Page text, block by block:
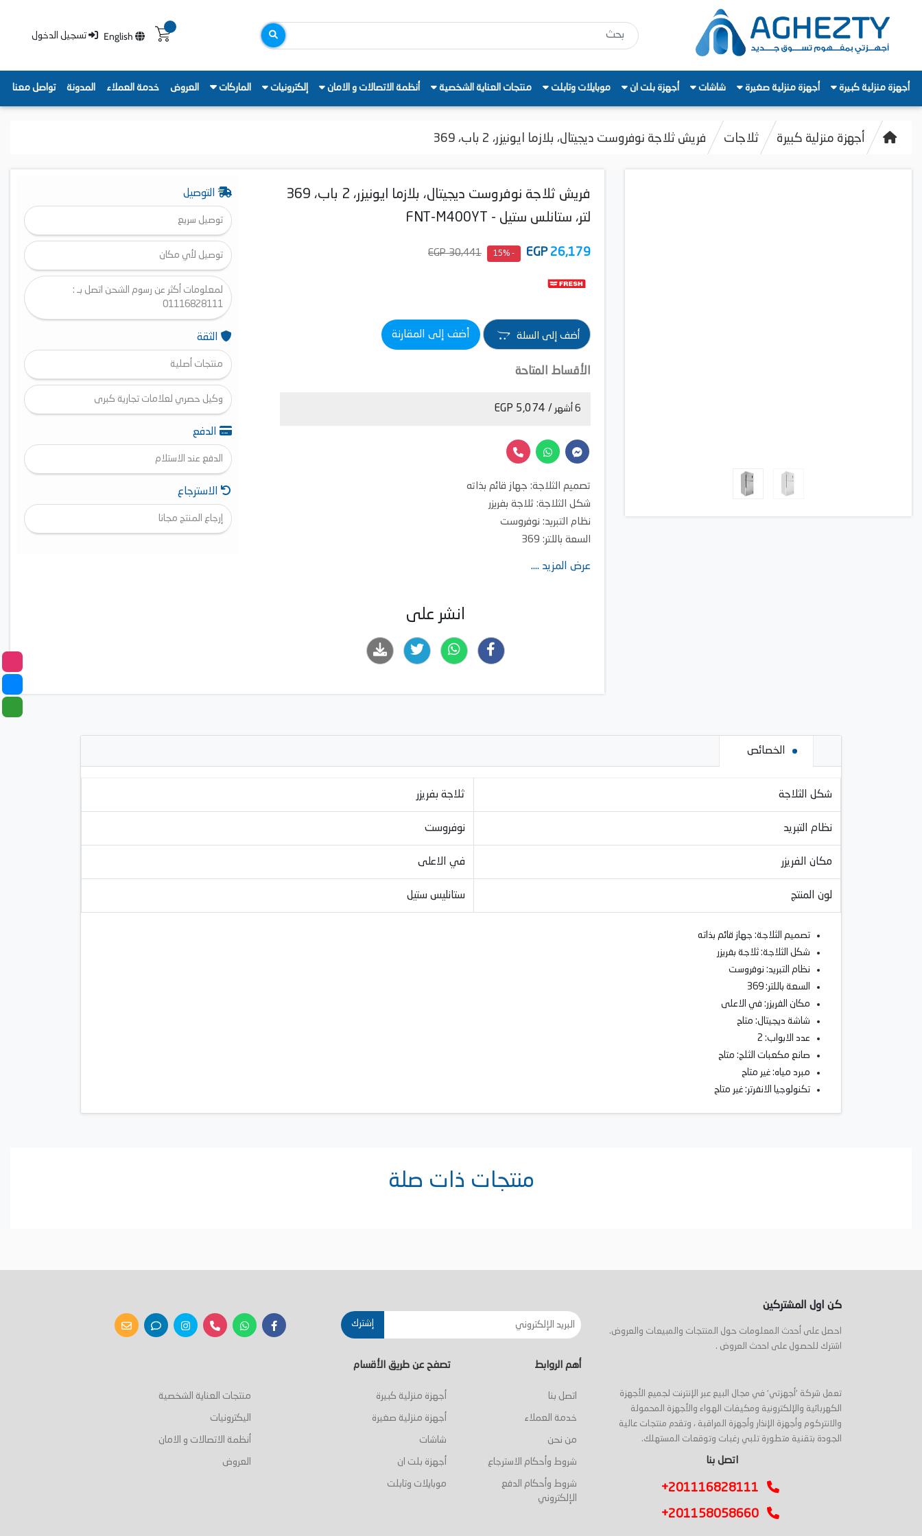
English تسجيل الدخول
أجهزة منزلية كبيرة أجهزة منزلية صغيرة شاشات أجهزة بلت ان موبايلات وتابلت منتجات العناية الشخصية أنظمة الاتصالات و الامان إلكترونيات الماركات العروض خدمة العملاء المدونة تواصل معنا
أجهزة منزلية كبيرة ثلاجات فريش ثلاجة نوفروست ديجيتال، بلازما ايونيزر، 2 باب، 369
فريش ثلاجة نوفروست ديجيتال، بلازما ايونيزر، 2 باب، 369
لتر، ستانلس ستيل - FNT-M400YT
26,179
EGP
- 15%
30,441 EGP
أضف إلى السلة أضف إلى المقارنة
الأقساط المتاحة
6 أشهر / 5,074 EGP
تصميم الثلاجة: جهاز قائم بذاته
شكل الثلاجة: ثلاجة بفريزر
نظام التبريد: نوفروست
السعة باللتر: 369
عرض المزيد ....
انشر على
التوصيل
توصيل سريع
توصيل لأي مكان
لمعلومات أكثر عن رسوم الشحن اتصل بـ :
01116828111
الثقة
منتجات أصلية
وكيل حصري لعلامات تجارية كبرى
الدفع
الدفع عند الاستلام
الاسترجاع
إرجاع المنتج مجانا
الخصائص
شكل الثلاجة ثلاجة بفريزر
نظام التبريد نوفروست
مكان الفريزر في الاعلى
لون المنتج ستانليس ستيل
تصميم الثلاجة: جهاز قائم بذاته
شكل الثلاجة: ثلاجة بفريزر
نظام التبريد: نوفروست
السعة باللتر: 369
مكان الفريزر: في الاعلى
شاشة ديجيتال: متاح
عدد الابواب: 2
صانع مكعبات الثلج: متاح
مبرد مياه: غير متاح
تكنولوجيا الانفرتر: غير متاح
منتجات ذات صلة
كن اول المشتركين
احصل على أحدث المعلومات حول المنتجات والمبيعات والعروض.
اشترك للحصول على احدث العروض .
إشترك
تعمل شركة 'أجهزتي' في مجال البيع عبر الإنترنت لجميع الأجهزة
الكهربائية والإلكترونية ومكيفات الهواء والأجهزة المحمولة
والانتركوم وأجهزة الإنذار وأجهزة المراقبة ، وتقدم منتجات عالية
الجودة بتقنية متطورة تلبي رغبات وتوقعات المستهلك.
اتصل بنا
+201116828111
+201158058660
أهم الروابط
اتصل بنا
خدمة العملاء
من نحن
شروط وأحكام الاسترجاع
شروط وأحكام الدفع
الإلكتروني
تصفح عن طريق الأقسام
أجهزة منزلية كبيرة
أجهزة منزلية صغيرة
شاشات
أجهزة بلت ان
موبايلات وتابلت
منتجات العناية الشخصية
اليكترونيات
أنظمة الاتصالات و الامان
العروض